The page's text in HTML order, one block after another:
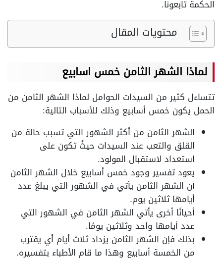
الحكمة تابعونا.
محتويات المقال
لماذا الشهر الثامن خمس اسابيع
تتساءل كثير من السيدات الحوامل لماذا الشهر الثامن من
الحمل يكون خمس أسابيع وذلك للأسباب التالية:
الشهر الثامن من أكثر الشهور التي تسبب حالة من
القلق والتعب عند السيدات حيثُ تكون على
استعداد لاستقبال المولود.
يعود تفسير وجود خمس أسابيع خلال الشهر الثامن
أن الشهر الثامن يأتي في الشهور التي يبلغ عدد
أيامها ثلاثين يوم.
أحيانًا أخرى يأتي الشهر الثامن في الشهور التي
عدد أيامها واحد وثلاثين يومًا.
بذلك فإن الشهر الثامن يزداد ثلاث أيام أي يقترب
من الخمسة أسابيع وهذا ما قام الأطباء بتفسيره.